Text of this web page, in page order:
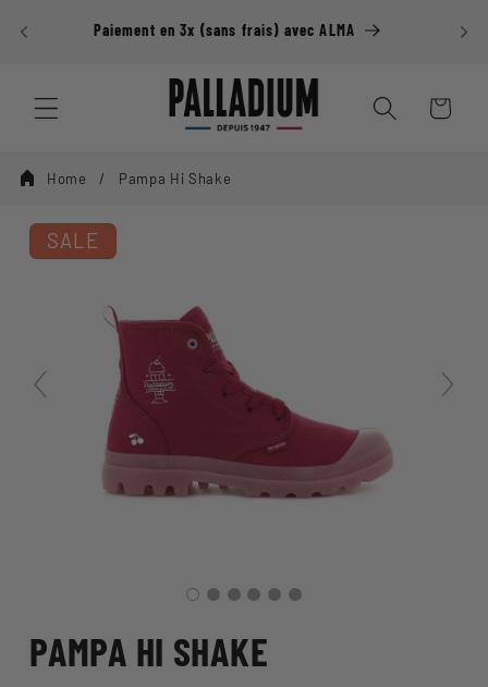
passer au
contenu
Paiement en 3x (sans frais) avec ALMA
Panier
Home Pampa Hi Shake
SALE
PAMPA HI SHAKE